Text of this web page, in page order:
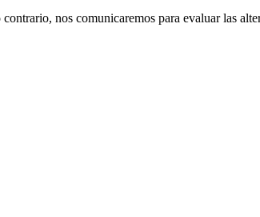
nos comunicaremos para evaluar las